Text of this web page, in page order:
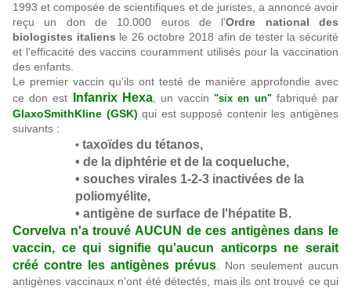
1993 et composée de scientifiques et de juristes, a annoncé avoir
reçu un don de 10.000 euros de l'Ordre national des
biologistes italiens le 26 octobre 2018 afin de tester la sécurité
et l'efficacité des vaccins couramment utilisés pour la vaccination
des enfants.
Le premier vaccin qu'ils ont testé de manière approfondie avec
ce don est
Infanrix Hexa, un vaccin"six en un"fabriqué par
GlaxoSmithKline (GSK) qui est supposé contenir les antigènes
suivants :
•taxoïdes du tétanos,
• de la diphtérie et de la coqueluche,
• souches virales 1-2-3 inactivées de la
poliomyélite,
• antigène de surface de l'hépatite B.
Corvelva n'a trouvé AUCUN de ces antigènes dans le
vaccin, ce qui signifie qu'aucun anticorps ne serait
créé contre les antigènes prévus . Non seulement aucun
antigènes vaccinaux n'ont été détectés, mais ils ont trouvé ce qui